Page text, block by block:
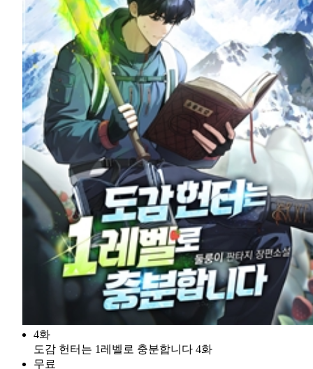
4화
도감 헌터는 1레벨로 충분합니다 4화
무료